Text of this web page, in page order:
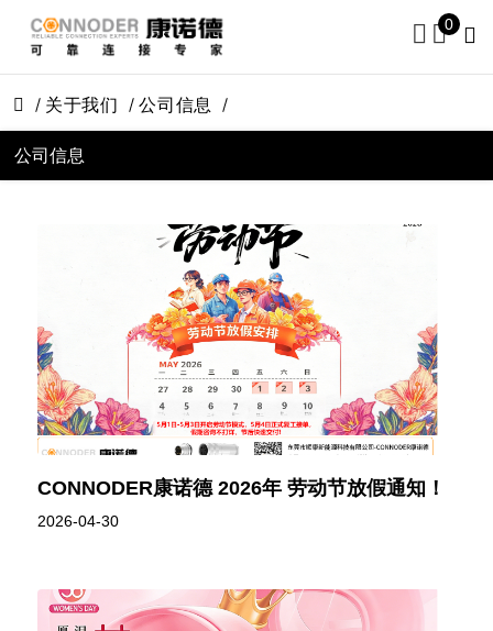
0
关于我们 公司信息
公司信息
CONNODER康诺德 2026年 劳动节放假通知！
2026-04-30